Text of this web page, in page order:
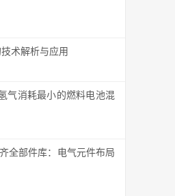
术解析与应用
气消耗最小的燃料电池混
全部件库：电气元件布局